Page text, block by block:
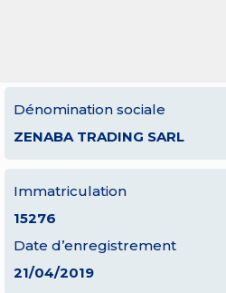
Dénomination sociale
ZENABA TRADING SARL
Immatriculation
15276
Date d’enregistrement
21/04/2019